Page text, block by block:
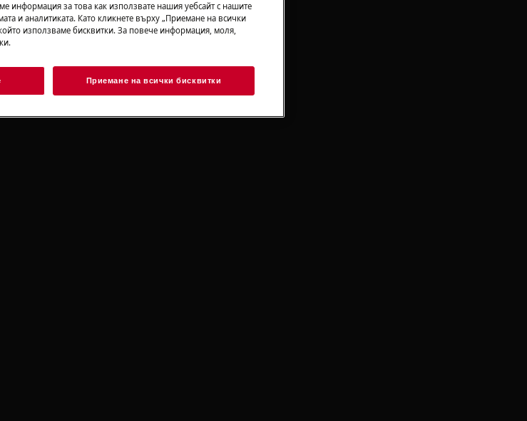
ремонт
правилно
(отдясно
информация за това как използвате нашия уебсайт с нашите
и аналитиката. Като кликнете върху „Приемане на всички
използваме бисквитки. За повече информация, моля,
Приемане на всички бисквитки